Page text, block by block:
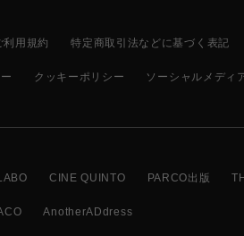
利用規約 特定商取引法などに基づく表記
クッキーポリシー ソーシャルメディ
CINE QUINTO PARCO出版
AnotherADdress